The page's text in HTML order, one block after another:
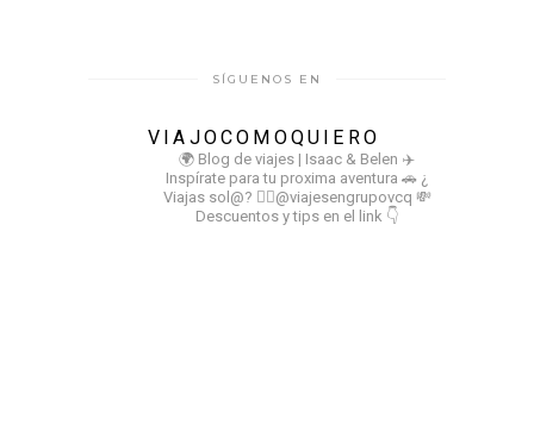
SÍGUENOS EN
VIAJOCOMOQUIERO
🌍 Blog de viajes | Isaac & Belen ✈️
Inspírate para tu proxima aventura 🚗 ¿
Viajas sol@? 👉🏻@viajesengrupovcq 💸
Descuentos y tips en el link 👇